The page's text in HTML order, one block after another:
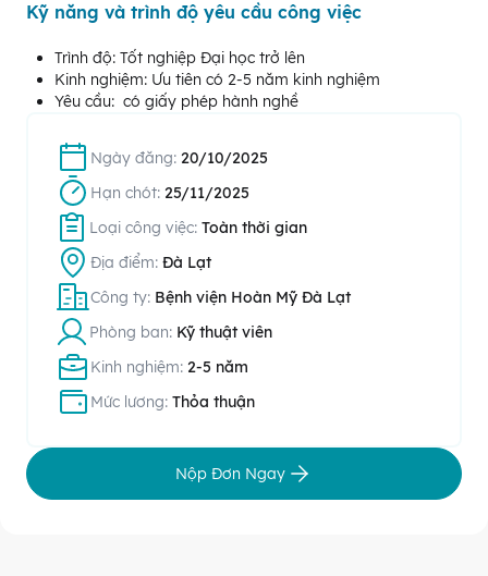
Kỹ năng và trình độ yêu cầu công việc
Trình độ: Tốt nghiệp Đại học trở lên
Kinh nghiệm: Ưu tiên có 2-5 năm kinh nghiệm
Yêu cầu: có giấy phép hành nghề
Ngày đăng: 20/10/2025
Hạn chót: 25/11/2025
Loại công việc: Toàn thời gian
Địa điểm: Đà Lạt
Công ty: Bệnh viện Hoàn Mỹ Đà Lạt
Phòng ban: Kỹ thuật viên
Kinh nghiệm: 2-5 năm
Mức lương: Thỏa thuận
Nộp Đơn Ngay